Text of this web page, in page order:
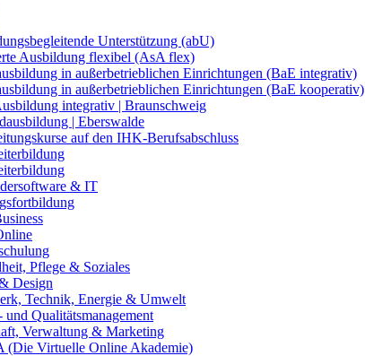
Unterstützung (abU)
Ausbildung flexibel (AsA flex)
in außerbetrieblichen Einrichtungen (BaE integrativ)
in außerbetrieblichen Einrichtungen (BaE kooperativ)
integrativ | Braunschweig
| Eberswalde
auf den IHK-Berufsabschluss
& IT
Pflege & Soziales
Design
Technik, Energie & Umwelt
und Qualitätsmanagement
Verwaltung & Marketing
(Die Virtuelle Online Akademie)